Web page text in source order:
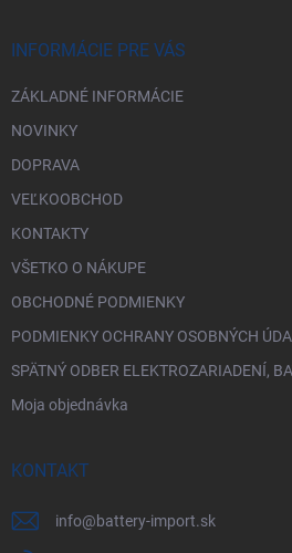
INFORMÁCIE PRE VÁS
ZÁKLADNÉ INFORMÁCIE
NOVINKY
DOPRAVA
VEĽKOOBCHOD
KONTAKTY
VŠETKO O NÁKUPE
OBCHODNÉ PODMIENKY
PODMIENKY OCHRANY OSOBNÝCH
SPÄTNÝ ODBER ELEKTROZARIADENÍ,
Moja objednávka
KONTAKT
info@battery-import.sk